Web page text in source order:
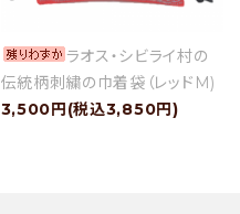
ラオス・シビライ村の
伝統柄刺繍の巾着袋（レッドM)
3,500円(税込3,850円)